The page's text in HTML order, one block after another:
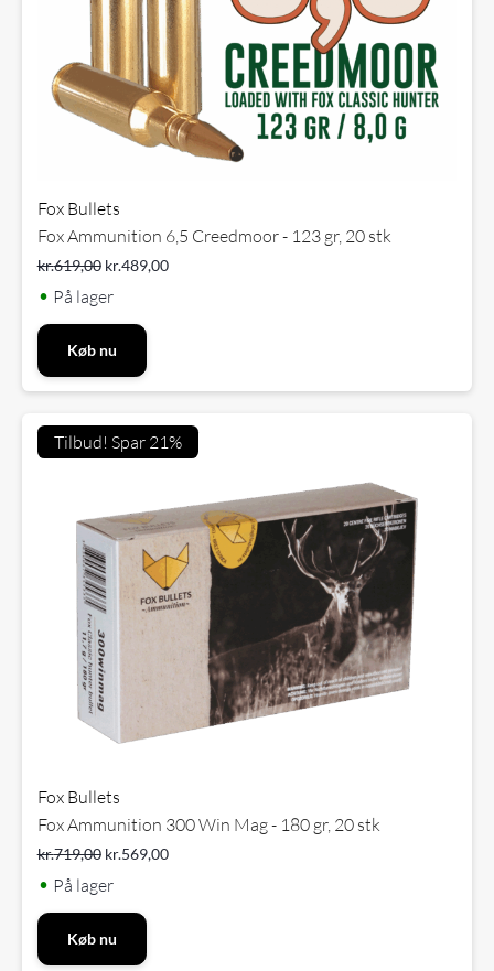
Fox Bullets
Fox Ammunition 6,5 Creedmoor - 123 gr, 20 stk
kr.619,00 kr.489,00
• På lager
Køb nu
Tilbud! Spar 21%
Fox Bullets
Fox Ammunition 300 Win Mag - 180 gr, 20 stk
kr.719,00 kr.569,00
• På lager
Køb nu